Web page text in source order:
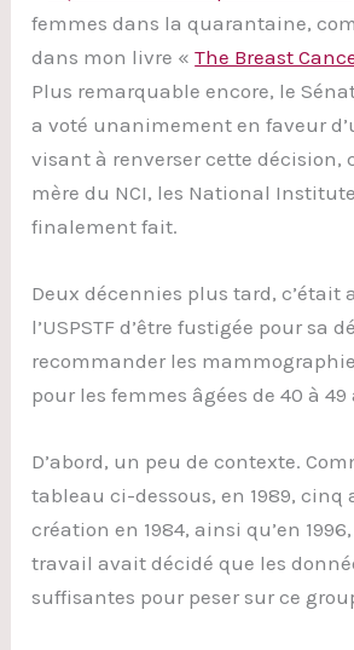
femmes dans la quarantaine,
dans mon livre «The Breast
Plus remarquable encore, le
a voté unanimement en faveur
visant à renverser cette décision,
mère du NCI, les National
finalement fait.
Deux décennies plus tard, c’était
l’USPSTF d’être fustigée pour sa
recommander les
pour les femmes âgées de 40 à 49
D’abord, un peu de contexte.
tableau ci-dessous, en 1989, cinq
création en 1984, ainsi qu’en
travail avait décidé que les
suffisantes pour peser sur ce